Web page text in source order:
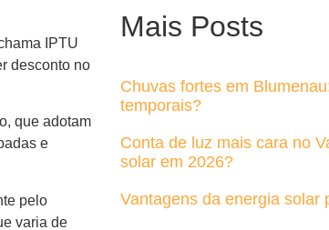
IPTU
desconto no
que adotam
e
pelo
varia de
Mais Posts
Chuvas fortes em
temporais?
Conta de luz mais cara no
solar em 2026?
Vantagens da energia solar